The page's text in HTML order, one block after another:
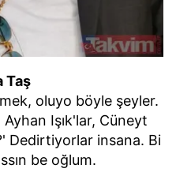
Taş
oluyo böyle şeyler.
Işık'lar, Cüneyt
Dedirtiyorlar insana. Bi
be oğlum.